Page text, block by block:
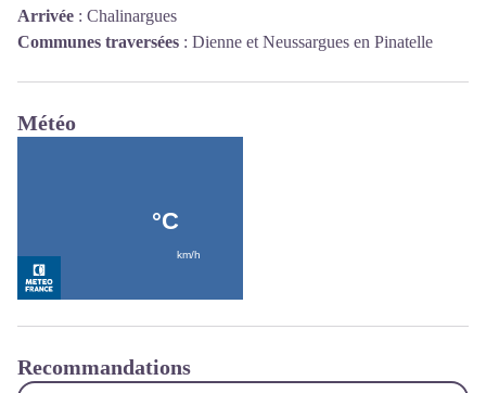
Arrivée : Chalinargues
Communes traversées : Dienne et Neussargues en Pinatelle
Météo
Recommandations